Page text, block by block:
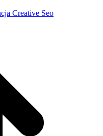
Creative Seo